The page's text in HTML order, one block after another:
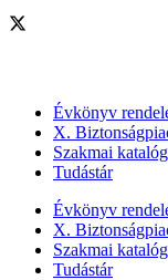
Évkönyv
X.
Szakmai
Tudástár
Évkönyv
X.
Szakmai
Tudástár